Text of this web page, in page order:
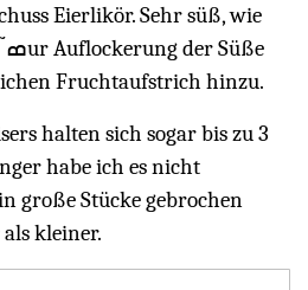
Eierlikör. Sehr süß, wie
Fruchtaufstrich hinzu.
halten sich sogar bis zu 3
habe ich es nicht
große Stücke gebrochen
kleiner.